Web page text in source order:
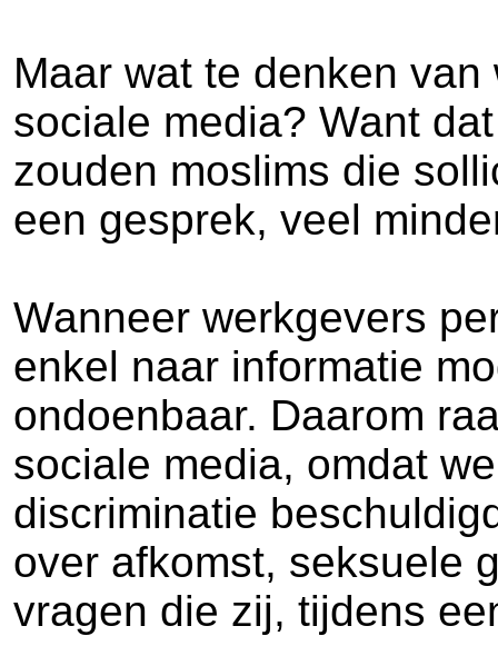
Maar wat te denken
sociale media? Want
zouden moslims die
een gesprek, veel
Wanneer werkgevers
enkel naar informatie
ondoenbaar. Daarom
sociale media, omdat
discriminatie
over afkomst, seksuele
vragen die zij, tijdens